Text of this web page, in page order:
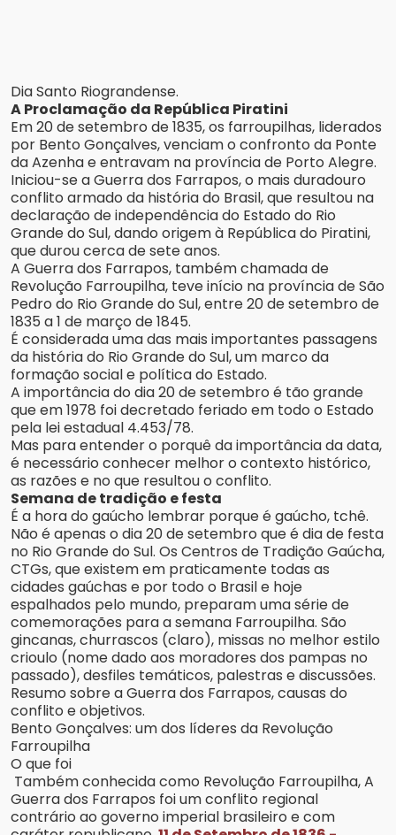
Dia Santo Riograndense.
A Proclamação da República Piratini
Em 20 de setembro de 1835, os farroupilhas, liderados
por Bento Gonçalves, venciam o confronto da Ponte
da Azenha e entravam na província de Porto Alegre.
Iniciou-se a Guerra dos Farrapos, o mais duradouro
conflito armado da história do Brasil, que resultou na
declaração de independência do Estado do Rio
Grande do Sul, dando origem à República do Piratini,
que durou cerca de sete anos.
A Guerra dos Farrapos, também chamada de
Revolução Farroupilha, teve início na província de São
Pedro do Rio Grande do Sul, entre 20 de setembro de
1835 a 1 de março de 1845.
É considerada uma das mais importantes passagens
da história do Rio Grande do Sul, um marco da
formação social e política do Estado.
A importância do dia 20 de setembro é tão grande
que em 1978 foi decretado feriado em todo o Estado
pela lei estadual 4.453/78.
Mas para entender o porquê da importância da data,
é necessário conhecer melhor o contexto histórico,
as razões e no que resultou o conflito.
Semana de tradição e festa
É a hora do gaúcho lembrar porque é gaúcho, tchê.
Não é apenas o dia 20 de setembro que é dia de festa
no Rio Grande do Sul. Os Centros de Tradição Gaúcha,
CTGs, que existem em praticamente todas as
cidades gaúchas e por todo o Brasil e hoje
espalhados pelo mundo, preparam uma série de
comemorações para a semana Farroupilha. São
gincanas, churrascos (claro), missas no melhor estilo
crioulo (nome dado aos moradores dos pampas no
passado), desfiles temáticos, palestras e discussões.
Resumo sobre a Guerra dos Farrapos, causas do
conflito e objetivos.
Bento Gonçalves: um dos líderes da Revolução
Farroupilha
O que foi
Também conhecida como Revolução Farroupilha, A
Guerra dos Farrapos foi um conflito regional
contrário ao governo imperial brasileiro e com